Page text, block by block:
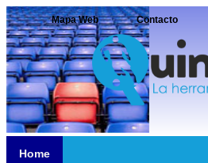
Contacto
Mapa Web
Home